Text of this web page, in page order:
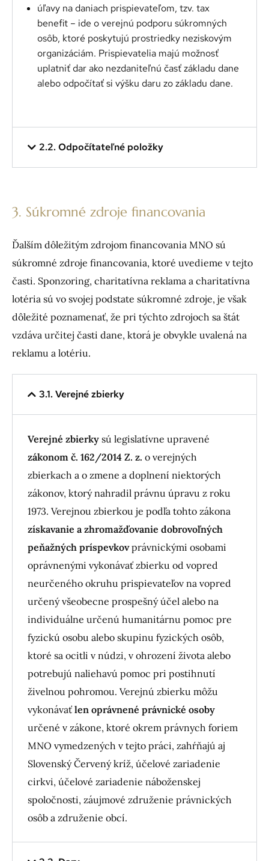
úľavy na daniach prispievateľom, tzv. tax
benefit – ide o verejnú podporu súkromných
osôb, ktoré poskytujú prostriedky neziskovým
organizáciám. Prispievatelia majú možnosť
uplatniť dar ako nezdaniteľnú časť základu dane
alebo odpočítať si výšku daru zo základu dane.
2.2. Odpočítateľné položky
3. Súkromné zdroje financovania
Ďalším dôležitým zdrojom financovania MNO sú
súkromné zdroje financovania, ktoré uvedieme v tejto
časti. Sponzoring, charitatívna reklama a charitatívna
lotéria sú vo svojej podstate súkromné zdroje, je však
dôležité poznamenať, že pri týchto zdrojoch sa štát
vzdáva určitej časti dane, ktorá je obvykle uvalená na
reklamu a lotériu.
3.1. Verejné zbierky
Verejné zbierky sú legislatívne upravené
zákonom č. 162/2014 Z. z. o verejných
zbierkach a o zmene a doplnení niektorých
zákonov, ktorý nahradil právnu úpravu z roku
1973. Verejnou zbierkou je podľa tohto zákona
získavanie a zhromažďovanie dobrovoľných
peňažných príspevkovprávnickými osobami
oprávnenými vykonávať zbierku od vopred
neurčeného okruhu prispievateľov na vopred
určený všeobecne prospešný účel alebo na
individuálne určenú humanitárnu pomoc pre
fyzickú osobu alebo skupinu fyzických osôb,
ktoré sa ocitli v núdzi, v ohrození života alebo
potrebujú naliehavú pomoc pri postihnutí
živelnou pohromou. Verejnú zbierku môžu
vykonávať len oprávnené právnické osoby
určené v zákone, ktoré okrem právnych foriem
MNO vymedzených v tejto práci, zahŕňajú aj
Slovenský Červený kríž, účelové zariadenie
cirkvi, účelové zariadenie náboženskej
spoločnosti, záujmové združenie právnických
osôb a združenie obcí.